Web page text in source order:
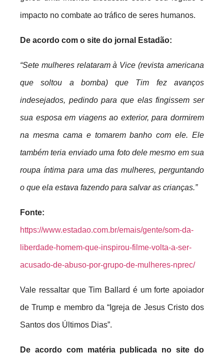
impacto no combate ao tráfico de seres humanos.
De acordo com o site do jornal Estadão:
“Sete mulheres relataram à Vice (revista americana
que soltou a bomba) que Tim fez avanços
indesejados, pedindo para que elas fingissem ser
sua esposa em viagens ao exterior, para dormirem
na mesma cama e tomarem banho com ele. Ele
também teria enviado uma foto dele mesmo em sua
roupa íntima para uma das mulheres, perguntando
o que ela estava fazendo para salvar as crianças.”
Fonte:
https://www.estadao.com.br/emais/gente/som-da-
liberdade-homem-que-inspirou-filme-volta-a-ser-
acusado-de-abuso-por-grupo-de-mulheres-nprec/
Vale ressaltar que Tim Ballard é um forte apoiador
de Trump e membro da “Igreja de Jesus Cristo dos
Santos dos Últimos Dias”.
De acordo com matéria publicada no site do